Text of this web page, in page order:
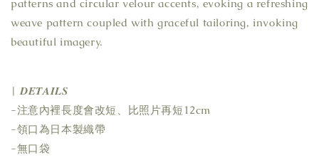
patterns and circular velour accents, evoking a refreshing
weave pattern coupled with graceful tailoring, invoking
beautiful imagery.
| 𝑫𝑬𝑻𝑨𝑰𝑳𝑺
-注意內裡長度會改短、比照片再短12cm
-領口為日本製織帶
-無口袋